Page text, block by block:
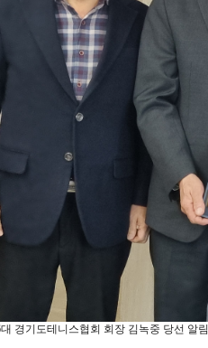
경기도테니스협회 회장 김녹중 당선 알림